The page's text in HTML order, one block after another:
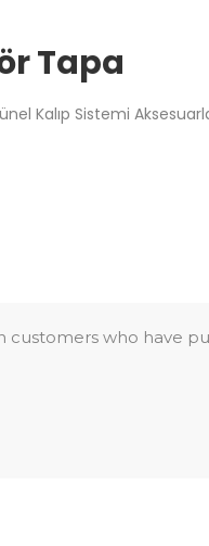
Tapa
Kalıp Sistemi
customers who have